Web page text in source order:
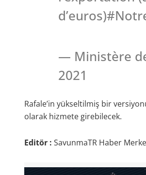
— Ministère
2021
Rafale’in yükseltilmiş bir
olarak hizmete girebilecek.
Editör : SavunmaTR Haber